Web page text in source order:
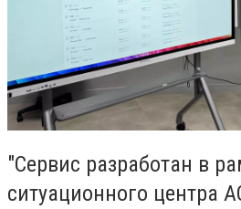
"Сервис разработан в
ситуационного центра